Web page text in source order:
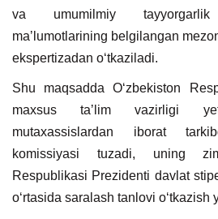
va umumilmiy
maʼlumotlarining belgilangan
ekspertizadan oʻtkaziladi.
Shu maqsadda Oʻzbekiston
maxsus taʼlim vazirligi
mutaxassislardan iborat
komissiyasi tuzadi, uning
Respublikasi Prezidenti davlat
oʻrtasida saralash tanlovi oʻtkazish